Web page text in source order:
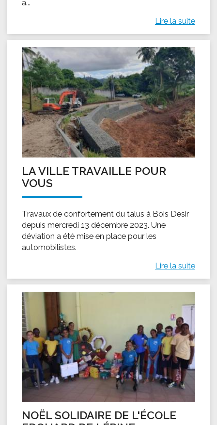
à...
Lire la suite
LA VILLE TRAVAILLE POUR
VOUS
Travaux de confortement du talus à Bois Desir
depuis mercredi 13 décembre 2023. Une
déviation a été mise en place pour les
automobilistes.
Lire la suite
NOËL SOLIDAIRE DE L'ÉCOLE